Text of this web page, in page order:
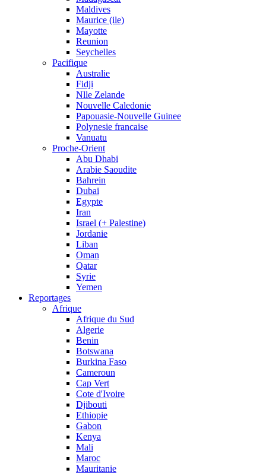
Maldives
Maurice (ile)
Mayotte
Reunion
Seychelles
Pacifique
Australie
Fidji
Nlle Zelande
Nouvelle Caledonie
Papouasie-Nouvelle Guinee
Polynesie francaise
Vanuatu
Proche-Orient
Abu Dhabi
Arabie Saoudite
Bahrein
Dubai
Egypte
Iran
Israel (+ Palestine)
Jordanie
Liban
Oman
Qatar
Syrie
Yemen
Reportages
Afrique
Afrique du Sud
Algerie
Benin
Botswana
Burkina Faso
Cameroun
Cap Vert
Cote d'Ivoire
Djibouti
Ethiopie
Gabon
Kenya
Mali
Maroc
Mauritanie